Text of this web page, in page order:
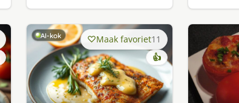
AI-kok Maak favoriet11
👍